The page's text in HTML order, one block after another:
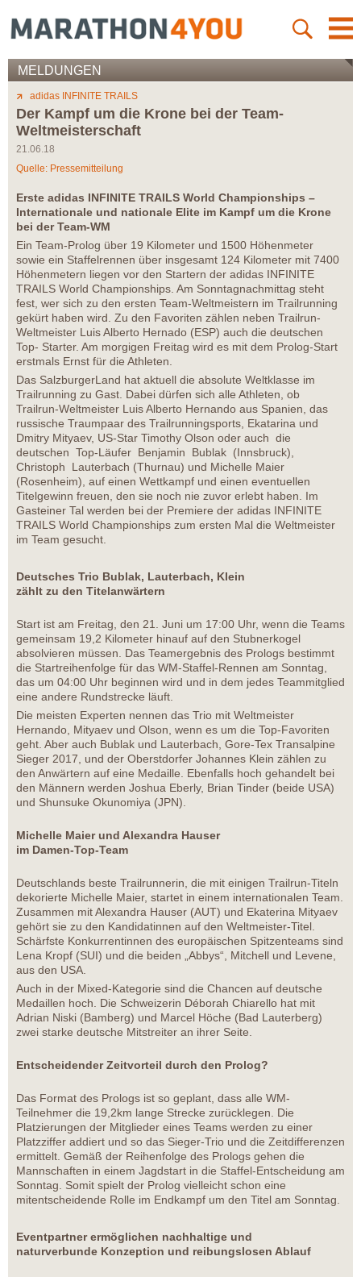
MELDUNGEN
adidas INFINITE TRAILS
Der Kampf um die Krone bei der Team-
Weltmeisterschaft
21.06.18
Quelle: Pressemitteilung
Erste adidas INFINITE TRAILS World Championships –
Internationale und nationale Elite im Kampf um die Krone
bei der Team-WM
Ein Team-Prolog über 19 Kilometer und 1500 Höhenmeter
sowie ein Staffelrennen über insgesamt 124 Kilometer mit 7400
Höhenmetern liegen vor den Startern der adidas INFINITE
TRAILS World Championships. Am Sonntagnachmittag steht
fest, wer sich zu den ersten Team-Weltmeistern im Trailrunning
gekürt haben wird. Zu den Favoriten zählen neben Trailrun-
Weltmeister Luis Alberto Hernado (ESP) auch die deutschen
Top- Starter. Am morgigen Freitag wird es mit dem Prolog-Start
erstmals Ernst für die Athleten.
Das SalzburgerLand hat aktuell die absolute Weltklasse im
Trailrunning zu Gast. Dabei dürfen sich alle Athleten, ob
Trailrun-Weltmeister Luis Alberto Hernando aus Spanien, das
russische Traumpaar des Trailrunningsports, Ekatarina und
Dmitry Mityaev, US-Star Timothy Olson oder auch die
deutschen Top-Läufer Benjamin Bublak (Innsbruck),
Christoph Lauterbach (Thurnau) und Michelle Maier
(Rosenheim), auf einen Wettkampf und einen eventuellen
Titelgewinn freuen, den sie noch nie zuvor erlebt haben. Im
Gasteiner Tal werden bei der Premiere der adidas INFINITE
TRAILS World Championships zum ersten Mal die Weltmeister
im Team gesucht.
Deutsches Trio Bublak, Lauterbach, Klein
zählt zu den Titelanwärtern
Start ist am Freitag, den 21. Juni um 17:00 Uhr, wenn die Teams
gemeinsam 19,2 Kilometer hinauf auf den Stubnerkogel
absolvieren müssen. Das Teamergebnis des Prologs bestimmt
die Startreihenfolge für das WM-Staffel-Rennen am Sonntag,
das um 04:00 Uhr beginnen wird und in dem jedes Teammitglied
eine andere Rundstrecke läuft.
Die meisten Experten nennen das Trio mit Weltmeister
Hernando, Mityaev und Olson, wenn es um die Top-Favoriten
geht. Aber auch Bublak und Lauterbach, Gore-Tex Transalpine
Sieger 2017, und der Oberstdorfer Johannes Klein zählen zu
den Anwärtern auf eine Medaille. Ebenfalls hoch gehandelt bei
den Männern werden Joshua Eberly, Brian Tinder (beide USA)
und Shunsuke Okunomiya (JPN).
Michelle Maier und Alexandra Hauser
im Damen-Top-Team
Deutschlands beste Trailrunnerin, die mit einigen Trailrun-Titeln
dekorierte Michelle Maier, startet in einem internationalen Team.
Zusammen mit Alexandra Hauser (AUT) und Ekaterina Mityaev
gehört sie zu den Kandidatinnen auf den Weltmeister-Titel.
Schärfste Konkurrentinnen des europäischen Spitzenteams sind
Lena Kropf (SUI) und die beiden „Abbys“, Mitchell und Levene,
aus den USA.
Auch in der Mixed-Kategorie sind die Chancen auf deutsche
Medaillen hoch. Die Schweizerin Déborah Chiarello hat mit
Adrian Niski (Bamberg) und Marcel Höche (Bad Lauterberg)
zwei starke deutsche Mitstreiter an ihrer Seite.
Entscheidender Zeitvorteil durch den Prolog?
Das Format des Prologs ist so geplant, dass alle WM-
Teilnehmer die 19,2km lange Strecke zurücklegen. Die
Platzierungen der Mitglieder eines Teams werden zu einer
Platzziffer addiert und so das Sieger-Trio und die Zeitdifferenzen
ermittelt. Gemäß der Reihenfolge des Prologs gehen die
Mannschaften in einem Jagdstart in die Staffel-Entscheidung am
Sonntag. Somit spielt der Prolog vielleicht schon eine
mitentscheidende Rolle im Endkampf um den Titel am Sonntag.
Eventpartner ermöglichen nachhaltige und
naturverbunde Konzeption und reibungslosen Ablauf